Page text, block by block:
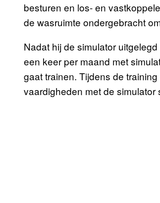
besturen en los- en
de wasruimte ondergebracht
Nadat hij de simulator
een keer per maand met
gaat trainen. Tijdens de
vaardigheden met de simulator